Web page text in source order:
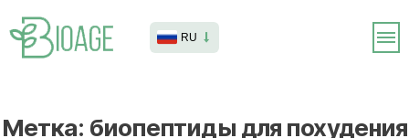
RU
Метка: биопептиды для похудения